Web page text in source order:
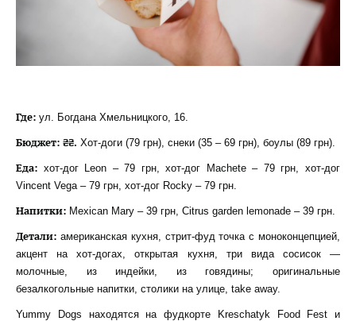
Где: ул. Богдана Хмельницкого, 16.
Бюджет: ₴₴. Хот-доги (79 грн), снеки (35 – 69 грн), боулы (89 грн).
Еда: хот-дог Leon – 79 грн, хот-дог Machete – 79 грн, хот-дог
Vincent Vega – 79 грн, хот-дог Rocky – 79 грн.
Напитки: Mexican Mary – 39 грн, Citrus garden lemonade – 39 грн.
Детали: американская кухня, стрит-фуд точка с моноконцепцией,
акцент на хот-догах, открытая кухня, три вида сосисок —
молочные, из индейки, из говядины; оригинальные
безалкогольные напитки, столики на улице, take away.
Yummу Dogs находятся на фудкорте Kreschatyk Food Fest и